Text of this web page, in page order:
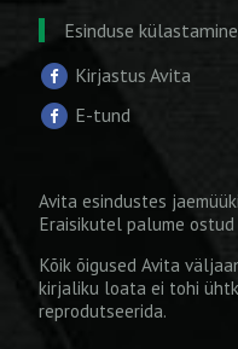
Esinduse
Kirjastus Avita
E-tund
Avita esindustes
Eraisikutel palume
Kõik õigused Avita
kirjaliku loata ei tohi
reprodutseerida.